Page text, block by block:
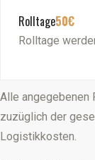
Rolltage50€
Rolltage
Alle angegebenen
zuzüglich der
Logistikkosten.